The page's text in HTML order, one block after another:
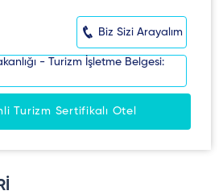
Biz Sizi Arayalım
- Turizm İşletme Belgesi:
Turizm Sertifikalı Otel